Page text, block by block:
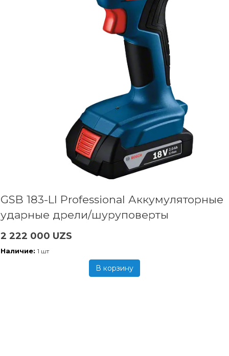
GSB 183-LI Professional Аккумуляторные
ударные дрели/шуруповерты
2 222 000 UZS
Наличие: 1 шт
В корзину